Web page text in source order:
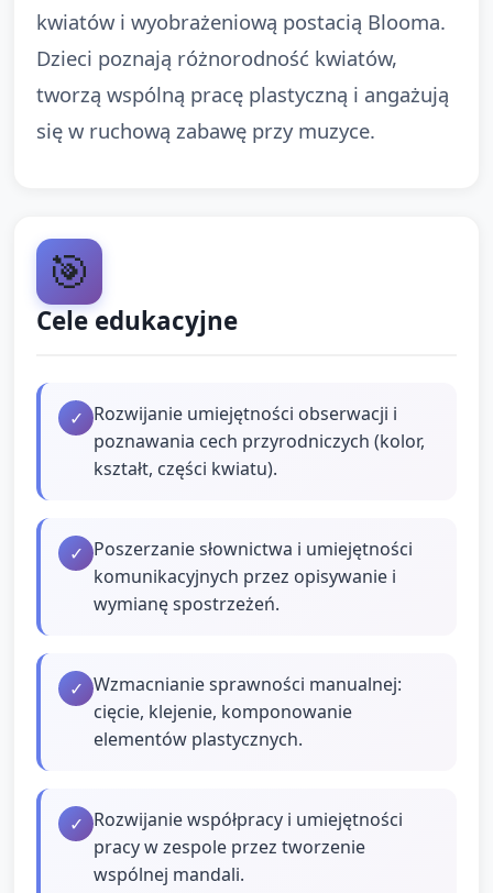
kwiatów i wyobrażeniową postacią Blooma.
Dzieci poznają różnorodność kwiatów,
tworzą wspólną pracę plastyczną i angażują
się w ruchową zabawę przy muzyce.
🎯
Cele edukacyjne
✓ Rozwijanie umiejętności obserwacji i
poznawania cech przyrodniczych (kolor,
kształt, części kwiatu).
✓ Poszerzanie słownictwa i umiejętności
komunikacyjnych przez opisywanie i
wymianę spostrzeżeń.
✓ Wzmacnianie sprawności manualnej:
cięcie, klejenie, komponowanie
elementów plastycznych.
✓ Rozwijanie współpracy i umiejętności
pracy w zespole przez tworzenie
wspólnej mandali.